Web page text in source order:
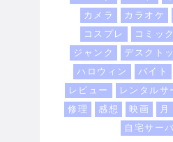
カメラ
カラオケ
コスプレ
コミッ
ジャンク
デスクト
ハロウィン
バイト
レビュー
レンタルサ
修理
感想 映画 月
自宅サー